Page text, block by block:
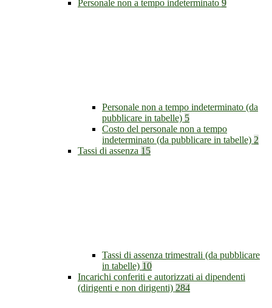
Personale non a tempo indeterminato 9
Personale non a tempo indeterminato (da
pubblicare in tabelle) 5
Costo del personale non a tempo
indeterminato (da pubblicare in tabelle) 2
Tassi di assenza 15
Tassi di assenza trimestrali (da pubblicare
in tabelle) 10
Incarichi conferiti e autorizzati ai dipendenti
(dirigenti e non dirigenti) 284